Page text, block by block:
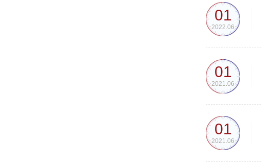
01
2022.06
01
2021.06
01
2021.06